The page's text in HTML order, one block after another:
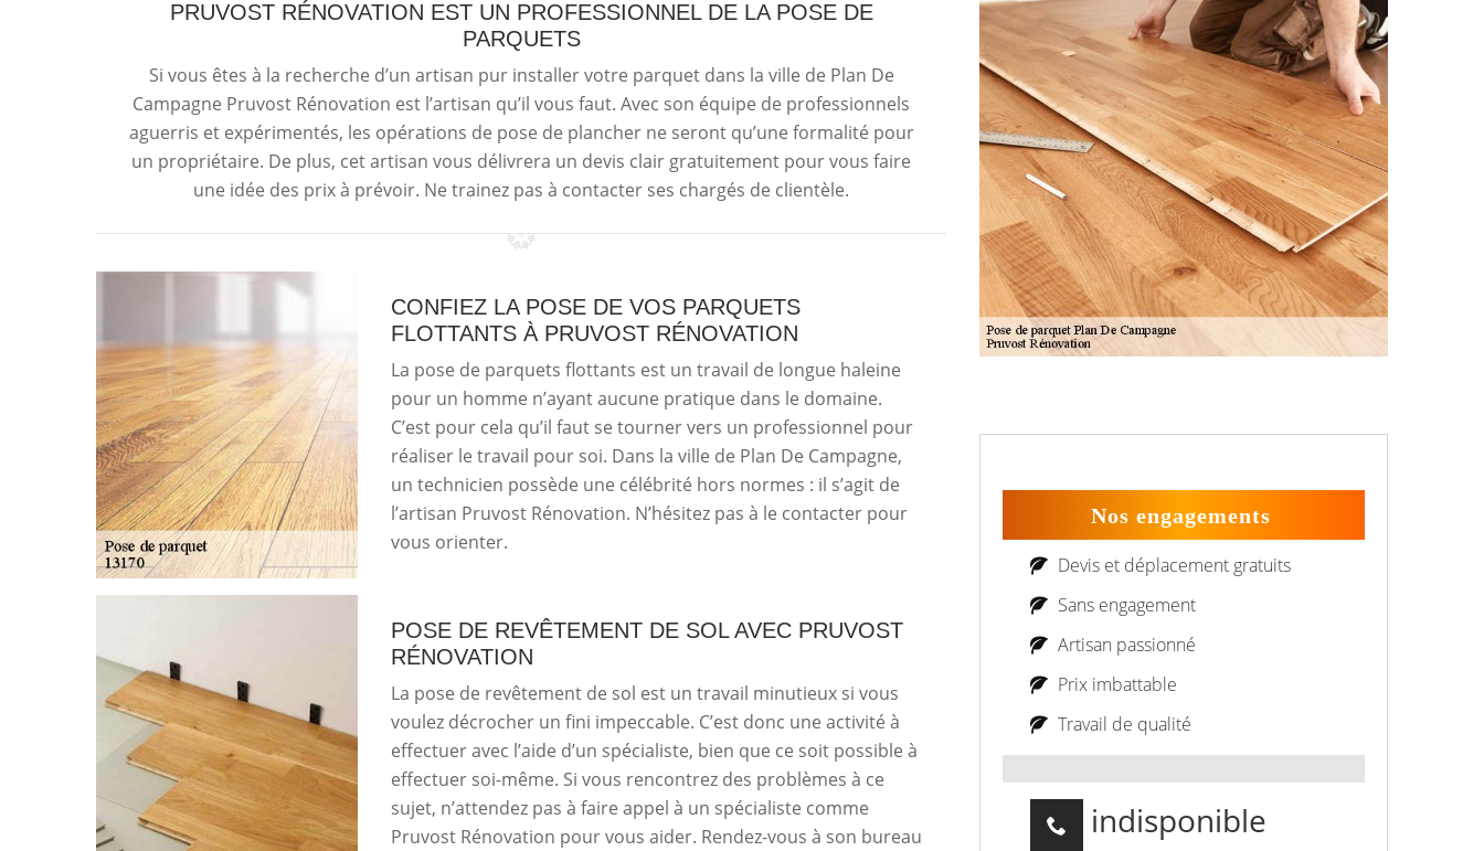
PRUVOST RÉNOVATION EST UN PROFESSIONNEL DE LA POSE DE
PARQUETS
Si vous êtes à la recherche d’un artisan pur installer votre parquet dans la ville de Plan De
Campagne Pruvost Rénovation est l’artisan qu’il vous faut. Avec son équipe de professionnels
aguerris et expérimentés, les opérations de pose de plancher ne seront qu’une formalité pour
un propriétaire. De plus, cet artisan vous délivrera un devis clair gratuitement pour vous faire
une idée des prix à prévoir. Ne trainez pas à contacter ses chargés de clientèle.
CONFIEZ LA POSE DE VOS PARQUETS
FLOTTANTS À PRUVOST RÉNOVATION
La pose de parquets flottants est un travail de longue haleine
pour un homme n’ayant aucune pratique dans le domaine.
C’est pour cela qu’il faut se tourner vers un professionnel pour
réaliser le travail pour soi. Dans la ville de Plan De Campagne,
un technicien possède une célébrité hors normes : il s’agit de
l’artisan Pruvost Rénovation. N’hésitez pas à le contacter pour
vous orienter.
POSE DE REVÊTEMENT DE SOL AVEC PRUVOST
RÉNOVATION
La pose de revêtement de sol est un travail minutieux si vous
voulez décrocher un fini impeccable. C’est donc une activité à
effectuer avec l’aide d’un spécialiste, bien que ce soit possible à
effectuer soi-même. Si vous rencontrez des problèmes à ce
sujet, n’attendez pas à faire appel à un spécialiste comme
Pruvost Rénovation pour vous aider. Rendez-vous à son bureau
Nos engagements
Devis et déplacement gratuits
Sans engagement
Artisan passionné
Prix imbattable
Travail de qualité
indisponible